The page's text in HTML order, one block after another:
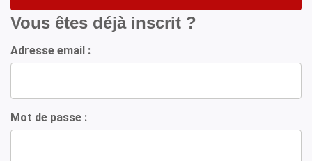
Vous êtes déjà inscrit ?
Adresse email :
Mot de passe :